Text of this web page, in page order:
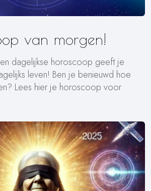
van morgen!
dagelijkse horoscoop geeft je
leven! Ben je benieuwd hoe
Lees hier je horoscoop voor